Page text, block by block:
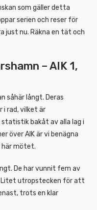
som gäller detta
serien och reser för
just nu. Räkna en tät och
– AIK 1,
såhär långt. Deras
i rad, vilket är
bakåt av alla lag i
över AIK är vi benägna
här mötet.
De har vunnit fem av
Litet utropstecken för att
trots en klar